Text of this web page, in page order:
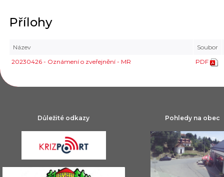
Přílohy
Název
Soubor
20230426 - Oznámení o zveřejnění - MR
PDF
Důležité odkazy Pohledy na obec